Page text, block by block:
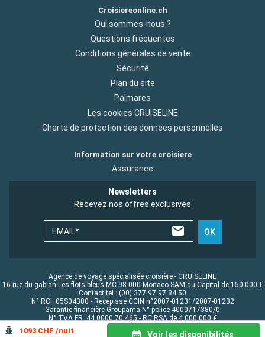
1093 CHF /nuit Voir les disponibilités
Croisiereonline.ch
Qui sommes-nous ?
Questions fréquentes
Conditions générales de vente
Sécurité
Plan du site
Palmares
Les cookies CRUISELINE
Charte de protection des donnees personnelles
Information sur votre croisiere
Assurance
Newsletters
Recevez nos offres exclusives
EMAIL* OK
Agence de voyage spécialisée croisière - CRUISELINE
16 rue du gabian Les flots bleus MC 98 000 Monaco SAM au Capital de 150 000 €
Contact tel : (00) 377 97 97 84 50
N° RCI: 05S04380 - Récépissé CCIN n°2007-01231/2007-01232
Garantie financière Groupama N° police 4000717380/0
N° TVA FR. 44 0000 70 465 - RC RSA de 4 000 000 €
© CRUISELINE 2026 - all rights reserved